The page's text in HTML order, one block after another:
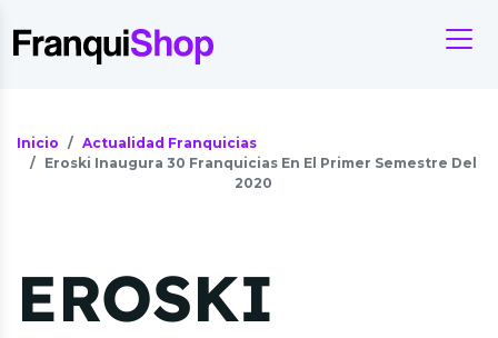
Inicio
Actualidad Franquicias
Eroski Inaugura 30 Franquicias En El Primer Semestre Del
2020
EROSKI